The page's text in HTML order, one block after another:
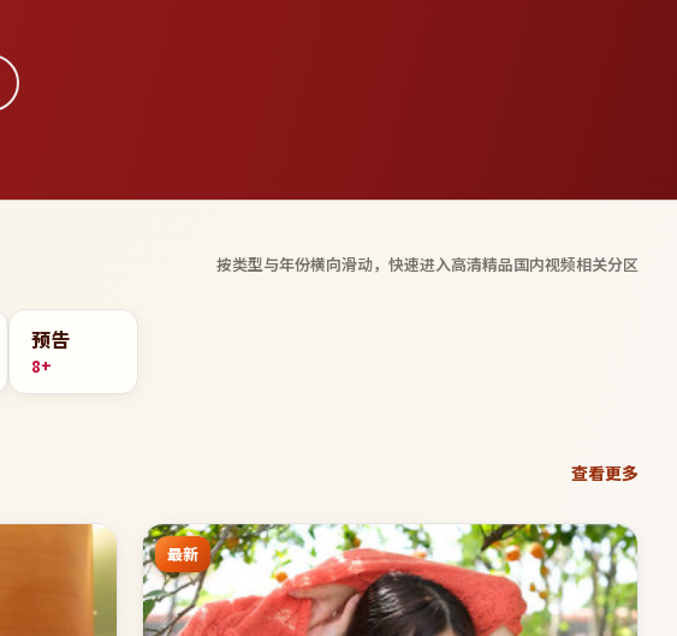
按类型与年份横向滑动，快速进入高清精品国内视频相关分区
预告
8+
查看更多
最新